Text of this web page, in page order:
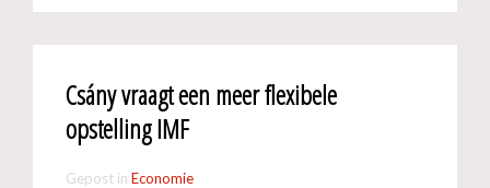
Csány vraagt een meer flexibele
opstelling IMF
Gepost in Economie